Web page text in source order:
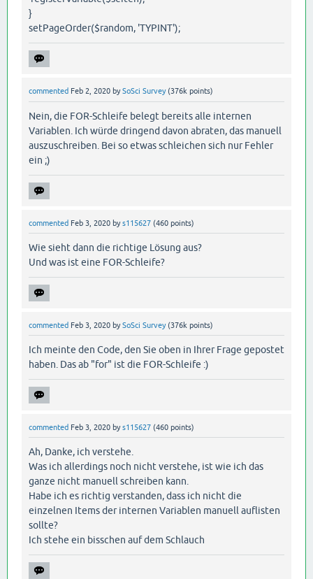
}
setPageOrder($random, 'TYPINT');
commented Feb 2, 2020 bySoSci Survey (376k points)
Nein, die FOR-Schleife belegt bereits alle internen
Variablen. Ich würde dringend davon abraten, das manuell
auszuschreiben. Bei so etwas schleichen sich nur Fehler
ein ;)
commented Feb 3, 2020 bys115627 (460 points)
Wie sieht dann die richtige Lösung aus?
Und was ist eine FOR-Schleife?
commented Feb 3, 2020 bySoSci Survey (376k points)
Ich meinte den Code, den Sie oben in Ihrer Frage gepostet
haben. Das ab "for" ist die FOR-Schleife :)
commented Feb 3, 2020 bys115627 (460 points)
Ah, Danke, ich verstehe.
Was ich allerdings noch nicht verstehe, ist wie ich das
ganze nicht manuell schreiben kann.
Habe ich es richtig verstanden, dass ich nicht die
einzelnen Items der internen Variablen manuell auflisten
sollte?
Ich stehe ein bisschen auf dem Schlauch